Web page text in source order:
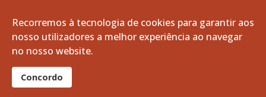
© 2026 Freguesia de Vila de Frades. Todos os direitos
reservados.
Recorremos à tecnologia de cookies para garantir aos
nosso utilizadores a melhor experiência ao navegar
no nosso website.
Concordo